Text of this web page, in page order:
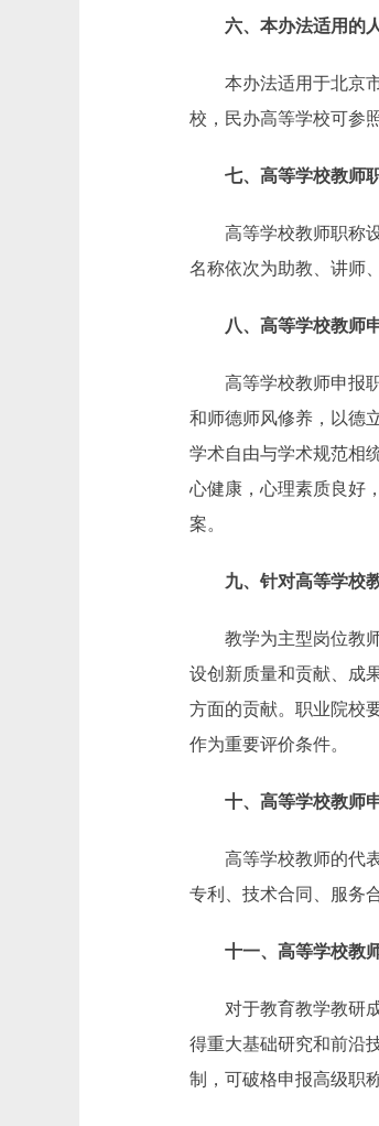
六、本办法适用的人
本办法适用于北京市
校，民办高等学校可参
七、高等学校教师职
高等学校教师职称设
名称依次为助教、讲师
八、高等学校教师申
高等学校教师申报职
和师德师风修养，以德
学术自由与学术规范相
心健康，心理素质良好
案。
九、针对高等学校教
教学为主型岗位教师
设创新质量和贡献、成
方面的贡献。职业院校
作为重要评价条件。
十、高等学校教师申
高等学校教师的代表
专利、技术合同、服务
十一、高等学校教
对于教育教学教研成
得重大基础研究和前沿
制，可破格申报高级职